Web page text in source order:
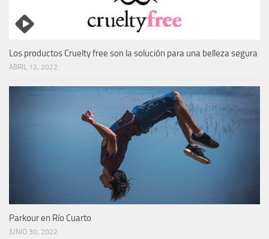
Los productos Cruelty free son la solución para una belleza segura
ABRIL 12, 2022
Parkour en Río Cuarto
JUNIO 30, 2022